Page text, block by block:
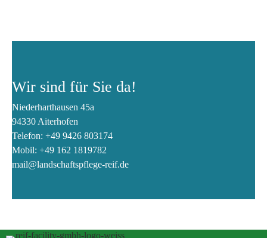
Wir sind für Sie da!
Niederharthausen 45a
94330 Aiterhofen
Telefon: +49 9426 803174
Mobil: +49 162 1819782
mail@landschaftspflege-reif.de